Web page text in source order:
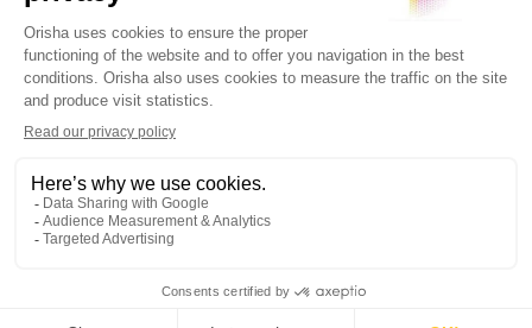
VOTRE PROCHAIN CAP COMMENCE ICI.
Orisha accompagne les entreprises qui